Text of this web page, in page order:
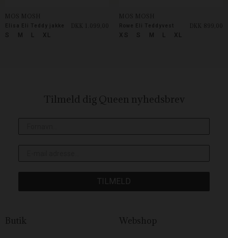
S M L XL
MOS MOSH
Elisa Eli Teddy jakke
DKK 1.099,00
XS
S M L XL
MOS MOSH
Rowe Eli Teddyvest DKK 899,00
Tilmeld dig Queen nyhedsbrev
TILMELD
Butik Webshop